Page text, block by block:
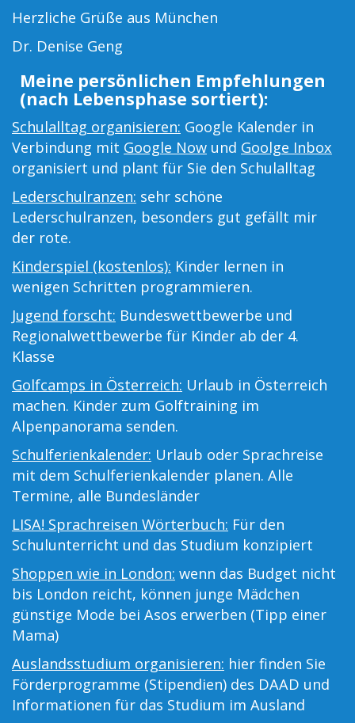
Herzliche Grüße aus München
Dr. Denise Geng
Meine persönlichen Empfehlungen
(nach Lebensphase sortiert):
Schulalltag organisieren: Google Kalender in
Verbindung mit Google Now und Goolge Inbox
organisiert und plant für Sie den Schulalltag
Lederschulranzen: sehr schöne
Lederschulranzen, besonders gut gefällt mir
der rote.
Kinderspiel (kostenlos): Kinder lernen in
wenigen Schritten programmieren.
Jugend forscht: Bundeswettbewerbe und
Regionalwettbewerbe für Kinder ab der 4.
Klasse
Golfcamps in Österreich: Urlaub in Österreich
machen. Kinder zum Golftraining im
Alpenpanorama senden.
Schulferienkalender: Urlaub oder Sprachreise
mit dem Schulferienkalender planen. Alle
Termine, alle Bundesländer
LISA! Sprachreisen Wörterbuch: Für den
Schulunterricht und das Studium konzipiert
Shoppen wie in London: wenn das Budget nicht
bis London reicht, können junge Mädchen
günstige Mode bei Asos erwerben (Tipp einer
Mama)
Auslandsstudium organisieren: hier finden Sie
Förderprogramme (Stipendien) des DAAD und
Informationen für das Studium im Ausland